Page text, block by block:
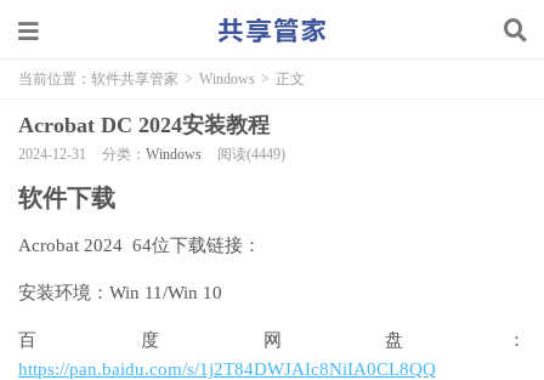
当前位置： 软件共享管家 > Windows > 正文
Acrobat DC 2024安装教程
2024-12-31 分类： Windows 阅读(4449)
软件下载
Acrobat 2024 64位下载链接：
安装环境：Win 11/Win 10
百度网盘：
https://pan.baidu.com/s/1j2T84DWJAIc8NiIA0CL8QQ